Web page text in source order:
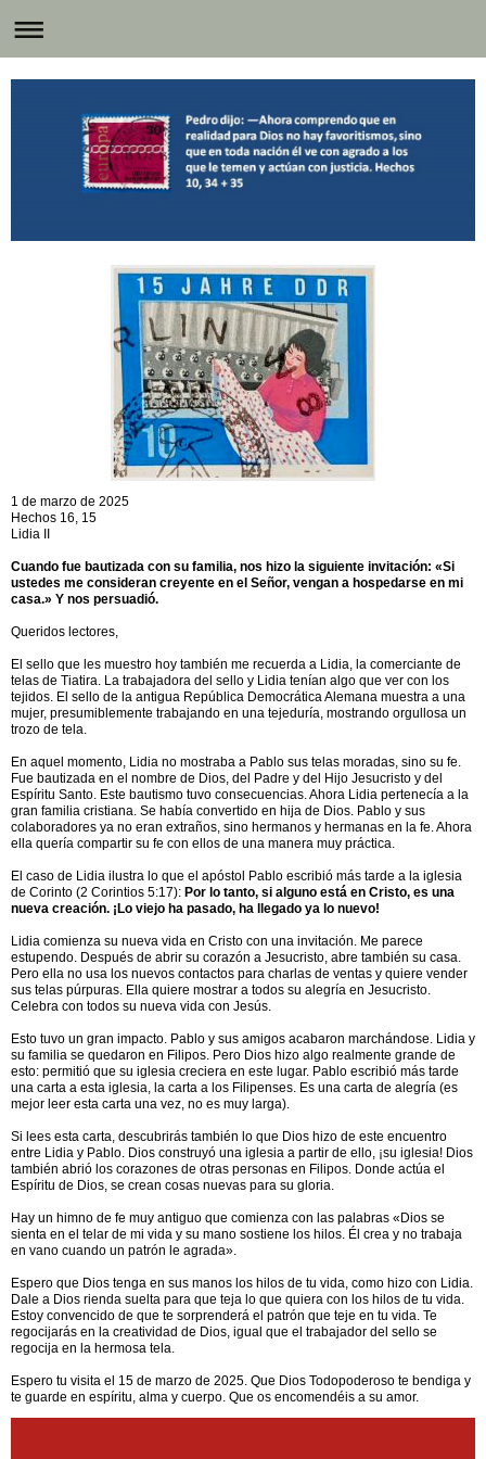
1 de marzo de 2025
Hechos 16, 15
Lidia II
Cuando fue bautizada con su familia, nos hizo la siguiente invitación: «Si
ustedes me consideran creyente en el Señor, vengan a hospedarse en mi
casa.» Y nos persuadió.
Queridos lectores,
El sello que les muestro hoy también me recuerda a Lidia, la comerciante de
telas de Tiatira. La trabajadora del sello y Lidia tenían algo que ver con los
tejidos. El sello de la antigua República Democrática Alemana muestra a una
mujer, presumiblemente trabajando en una tejeduría, mostrando orgullosa un
trozo de tela.
En aquel momento, Lidia no mostraba a Pablo sus telas moradas, sino su fe.
Fue bautizada en el nombre de Dios, del Padre y del Hijo Jesucristo y del
Espíritu Santo. Este bautismo tuvo consecuencias. Ahora Lidia pertenecía a la
gran familia cristiana. Se había convertido en hija de Dios. Pablo y sus
colaboradores ya no eran extraños, sino hermanos y hermanas en la fe. Ahora
ella quería compartir su fe con ellos de una manera muy práctica.
El caso de Lidia ilustra lo que el apóstol Pablo escribió más tarde a la iglesia
de Corinto (2 Corintios 5:17): Por lo tanto, si alguno está en Cristo, es una
nueva creación. ¡Lo viejo ha pasado, ha llegado ya lo nuevo!
Lidia comienza su nueva vida en Cristo con una invitación. Me parece
estupendo. Después de abrir su corazón a Jesucristo, abre también su casa.
Pero ella no usa los nuevos contactos para charlas de ventas y quiere vender
sus telas púrpuras. Ella quiere mostrar a todos su alegría en Jesucristo.
Celebra con todos su nueva vida con Jesús.
Esto tuvo un gran impacto. Pablo y sus amigos acabaron marchándose. Lidia y
su familia se quedaron en Filipos. Pero Dios hizo algo realmente grande de
esto: permitió que su iglesia creciera en este lugar. Pablo escribió más tarde
una carta a esta iglesia, la carta a los Filipenses. Es una carta de alegría (es
mejor leer esta carta una vez, no es muy larga).
Si lees esta carta, descubrirás también lo que Dios hizo de este encuentro
entre Lidia y Pablo. Dios construyó una iglesia a partir de ello, ¡su iglesia! Dios
también abrió los corazones de otras personas en Filipos. Donde actúa el
Espíritu de Dios, se crean cosas nuevas para su gloria.
Hay un himno de fe muy antiguo que comienza con las palabras «Dios se
sienta en el telar de mi vida y su mano sostiene los hilos. Él crea y no trabaja
en vano cuando un patrón le agrada».
Espero que Dios tenga en sus manos los hilos de tu vida, como hizo con Lidia.
Dale a Dios rienda suelta para que teja lo que quiera con los hilos de tu vida.
Estoy convencido de que te sorprenderá el patrón que teje en tu vida. Te
regocijarás en la creatividad de Dios, igual que el trabajador del sello se
regocija en la hermosa tela.
Espero tu visita el 15 de marzo de 2025. Que Dios Todopoderoso te bendiga y
te guarde en espíritu, alma y cuerpo. Que os encomendéis a su amor.